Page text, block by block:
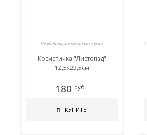
Чемоданы, косметички, сумки
Косметичка "Листопад"
12,5х23,5см
180 руб.-
КУПИТЬ